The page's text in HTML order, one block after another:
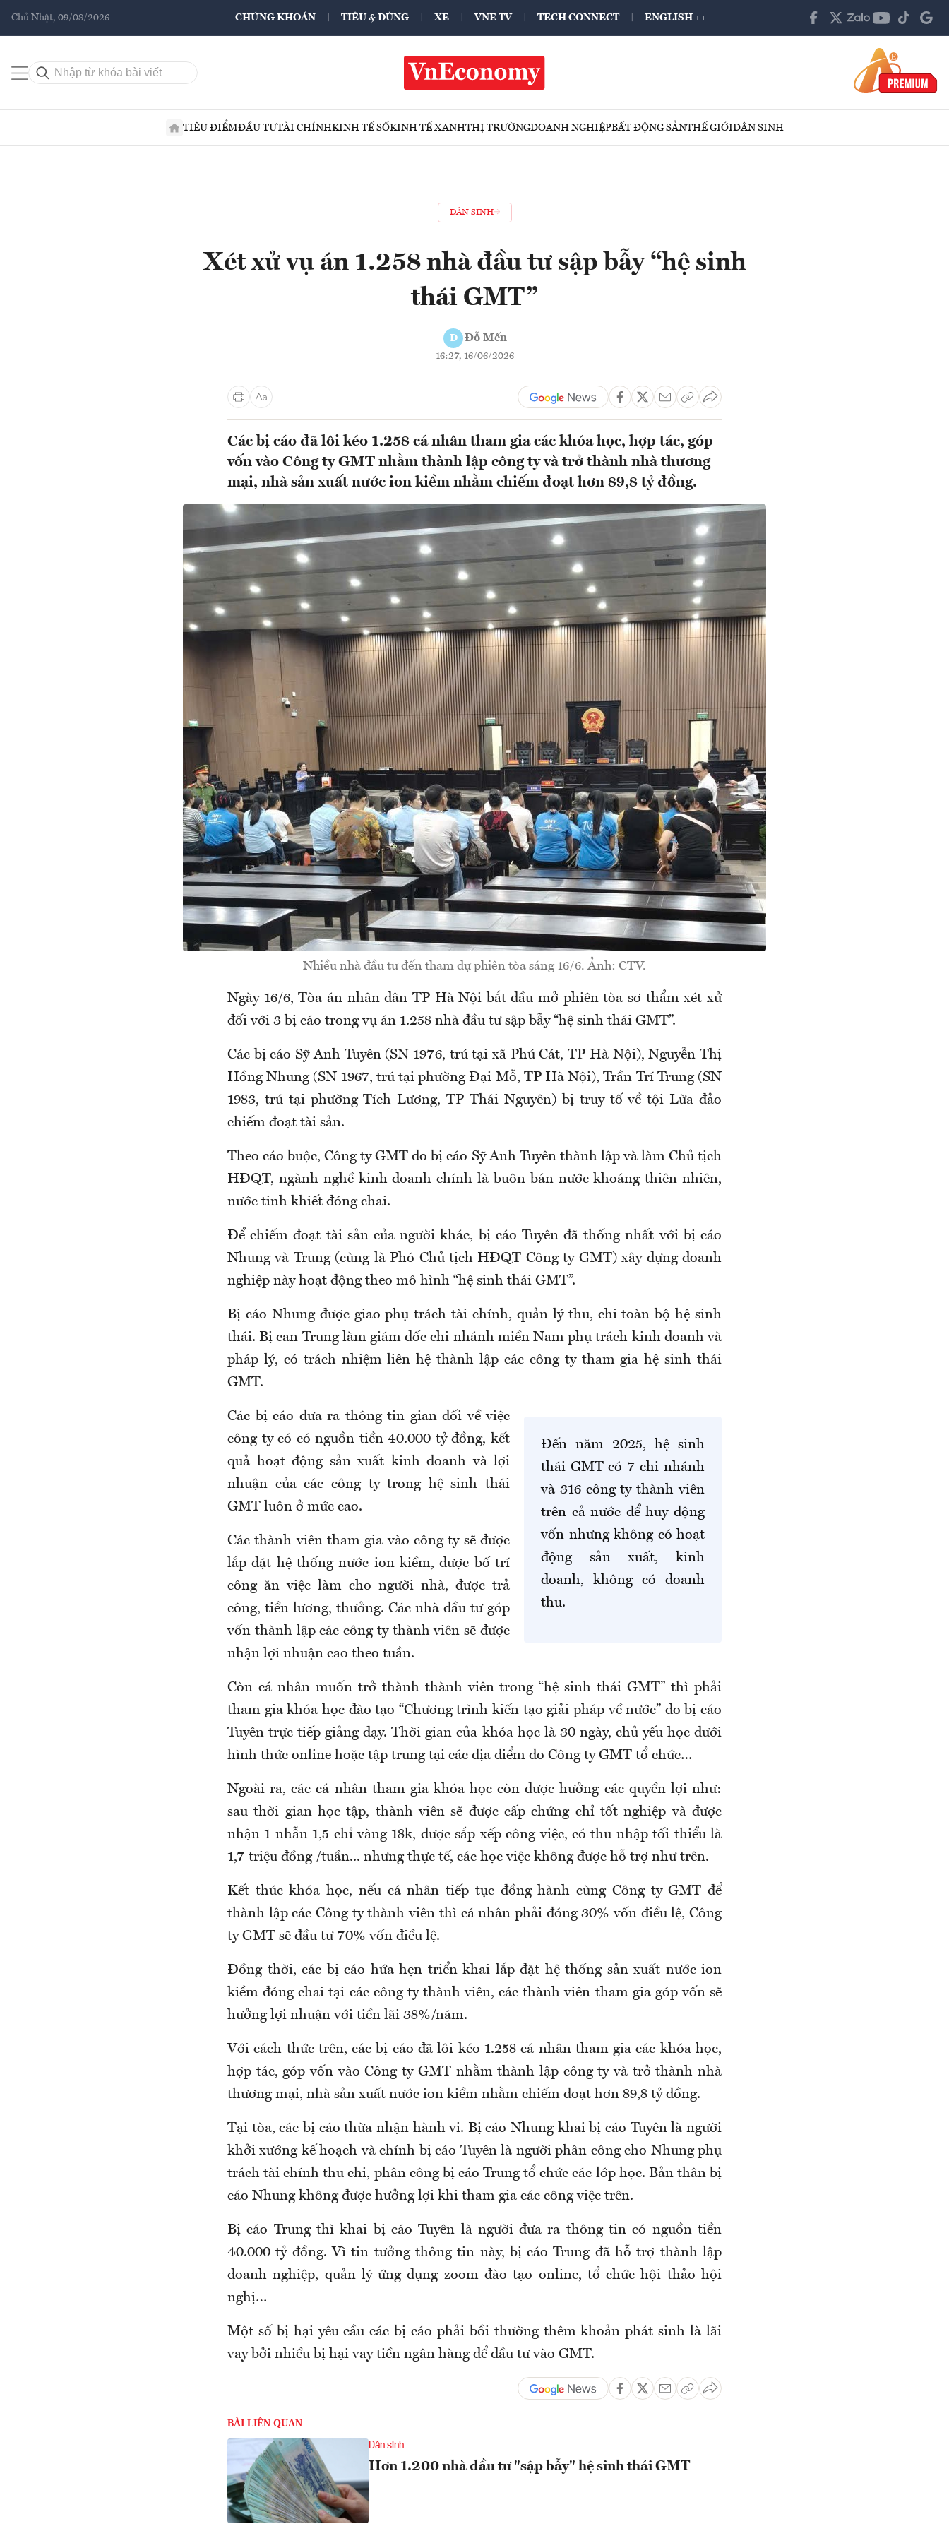
Chủ Nhật, 09/08/2026 CHỨNG KHOÁN TIÊU & DÙNG XE VNE TV TECH CONNECT ENGLISH ++
TIÊU ĐIỂMĐẦU TƯTÀI CHÍNHKINH TẾ SỐKINH TẾ XANHTHỊ TRƯỜNGDOANH NGHIỆPBẤT ĐỘNG SẢNTHẾ GIỚIDÂN SINH
DÂN SINH
Xét xử vụ án 1.258 nhà đầu tư sập bẫy “hệ sinh
thái GMT”
Đ Đỗ Mến
16:27, 16/06/2026
Các bị cáo đã lôi kéo 1.258 cá nhân tham gia các khóa học, hợp tác, góp
vốn vào Công ty GMT nhằm thành lập công ty và trở thành nhà thương
mại, nhà sản xuất nước ion kiềm nhằm chiếm đoạt hơn 89,8 tỷ đồng.
Nhiều nhà đầu tư đến tham dự phiên tòa sáng 16/6. Ảnh: CTV.
Ngày 16/6, Tòa án nhân dân TP Hà Nội bắt đầu mở phiên tòa sơ thẩm xét xử
đối với 3 bị cáo trong vụ án 1.258 nhà đầu tư sập bẫy “hệ sinh thái GMT”.
Các bị cáo Sỹ Anh Tuyên (SN 1976, trú tại xã Phú Cát, TP Hà Nội), Nguyễn Thị
Hồng Nhung (SN 1967, trú tại phường Đại Mỗ, TP Hà Nội), Trần Trí Trung (SN
1983, trú tại phường Tích Lương, TP Thái Nguyên) bị truy tố về tội Lừa đảo
chiếm đoạt tài sản.
Theo cáo buộc, Công ty GMT do bị cáo Sỹ Anh Tuyên thành lập và làm Chủ tịch
HĐQT, ngành nghề kinh doanh chính là buôn bán nước khoáng thiên nhiên,
nước tinh khiết đóng chai.
Để chiếm đoạt tài sản của người khác, bị cáo Tuyên đã thống nhất với bị cáo
Nhung và Trung (cùng là Phó Chủ tịch HĐQT Công ty GMT) xây dựng doanh
nghiệp này hoạt động theo mô hình “hệ sinh thái GMT”.
Bị cáo Nhung được giao phụ trách tài chính, quản lý thu, chi toàn bộ hệ sinh
thái. Bị can Trung làm giám đốc chi nhánh miền Nam phụ trách kinh doanh và
pháp lý, có trách nhiệm liên hệ thành lập các công ty tham gia hệ sinh thái
GMT.
Đến năm 2025, hệ sinh
thái GMT có 7 chi nhánh
và 316 công ty thành viên
trên cả nước để huy động
vốn nhưng không có hoạt
động sản xuất, kinh
doanh, không có doanh
thu.
Các bị cáo đưa ra thông tin gian dối về việc
công ty có có nguồn tiền 40.000 tỷ đồng, kết
quả hoạt động sản xuất kinh doanh và lợi
nhuận của các công ty trong hệ sinh thái
GMT luôn ở mức cao.
Các thành viên tham gia vào công ty sẽ được
lắp đặt hệ thống nước ion kiềm, được bố trí
công ăn việc làm cho người nhà, được trả
công, tiền lương, thưởng. Các nhà đầu tư góp
vốn thành lập các công ty thành viên sẽ được
nhận lợi nhuận cao theo tuần.
Còn cá nhân muốn trở thành thành viên trong “hệ sinh thái GMT” thì phải
tham gia khóa học đào tạo “Chương trình kiến tạo giải pháp về nước” do bị cáo
Tuyên trực tiếp giảng dạy. Thời gian của khóa học là 30 ngày, chủ yếu học dưới
hình thức online hoặc tập trung tại các địa điểm do Công ty GMT tổ chức…
Ngoài ra, các cá nhân tham gia khóa học còn được hưởng các quyền lợi như:
sau thời gian học tập, thành viên sẽ được cấp chứng chỉ tốt nghiệp và được
nhận 1 nhẫn 1,5 chỉ vàng 18k, được sắp xếp công việc, có thu nhập tối thiểu là
1,7 triệu đồng /tuần... nhưng thực tế, các học việc không được hỗ trợ như trên.
Kết thúc khóa học, nếu cá nhân tiếp tục đồng hành cùng Công ty GMT để
thành lập các Công ty thành viên thì cá nhân phải đóng 30% vốn điều lệ, Công
ty GMT sẽ đầu tư 70% vốn điều lệ.
Đồng thời, các bị cáo hứa hẹn triển khai lắp đặt hệ thống sản xuất nước ion
kiềm đóng chai tại các công ty thành viên, các thành viên tham gia góp vốn sẽ
hưởng lợi nhuận với tiền lãi 38%/năm.
Với cách thức trên, các bị cáo đã lôi kéo 1.258 cá nhân tham gia các khóa học,
hợp tác, góp vốn vào Công ty GMT nhằm thành lập công ty và trở thành nhà
thương mại, nhà sản xuất nước ion kiềm nhằm chiếm đoạt hơn 89,8 tỷ đồng.
Tại tòa, các bị cáo thừa nhận hành vi. Bị cáo Nhung khai bị cáo Tuyên là người
khởi xướng kế hoạch và chính bị cáo Tuyên là người phân công cho Nhung phụ
trách tài chính thu chi, phân công bị cáo Trung tổ chức các lớp học. Bản thân bị
cáo Nhung không được hưởng lợi khi tham gia các công việc trên.
Bị cáo Trung thì khai bị cáo Tuyên là người đưa ra thông tin có nguồn tiền
40.000 tỷ đồng. Vì tin tưởng thông tin này, bị cáo Trung đã hỗ trợ thành lập
doanh nghiệp, quản lý ứng dụng zoom đào tạo online, tổ chức hội thảo hội
nghị…
Một số bị hại yêu cầu các bị cáo phải bồi thường thêm khoản phát sinh là lãi
vay bởi nhiều bị hại vay tiền ngân hàng để đầu tư vào GMT.
BÀI LIÊN QUAN
Dân sinh
Hơn 1.200 nhà đầu tư "sập bẫy" hệ sinh thái GMT